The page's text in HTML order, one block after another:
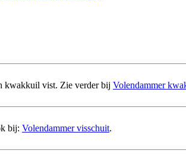
kwakkuil vist. Zie verder bij Volendammer
bij: Volendammer visschuit.